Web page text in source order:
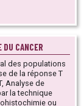
GCMS dans leur
extraction
non ciblées),
publications
DU CANCER
des populations
la technique